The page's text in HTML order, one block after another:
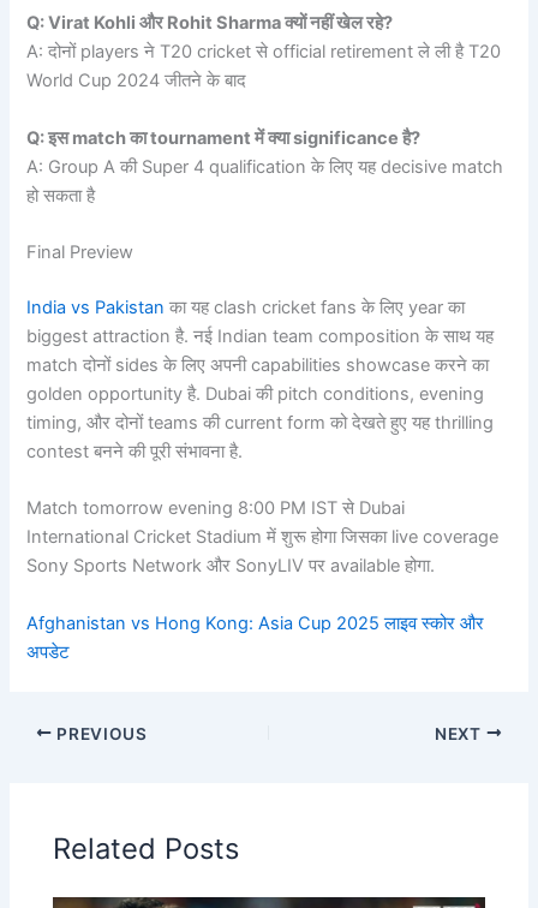
Q: Virat Kohli और Rohit Sharma क्यों नहीं खेल रहे?
A: दोनों players ने T20 cricket से official retirement ले ली है T20
World Cup 2024 जीतने के बाद
Q: इस match का tournament में क्या significance है?
A: Group A की Super 4 qualification के लिए यह decisive match
हो सकता है
Final Preview
India vs Pakistan का यह clash cricket fans के लिए year का
biggest attraction है. नई Indian team composition के साथ यह
match दोनों sides के लिए अपनी capabilities showcase करने का
golden opportunity है. Dubai की pitch conditions, evening
timing, और दोनों teams की current form को देखते हुए यह thrilling
contest बनने की पूरी संभावना है.
Match tomorrow evening 8:00 PM IST से Dubai
International Cricket Stadium में शुरू होगा जिसका live coverage
Sony Sports Network और SonyLIV पर available होगा.
Afghanistan vs Hong Kong: Asia Cup 2025 लाइव स्कोर और
अपडेट
PREVIOUS NEXT
Related Posts